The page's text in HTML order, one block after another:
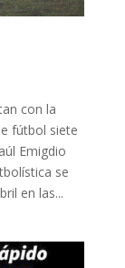
con la
fútbol siete
Emigdio
se
en las...